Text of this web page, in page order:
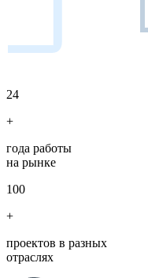
24
+
года работы
на рынке
100
+
проектов в разных
отраслях